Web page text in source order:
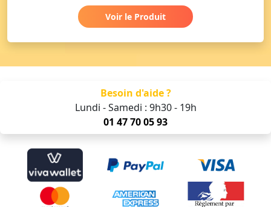
Voir le Produit
Besoin d'aide ?
Lundi - Samedi : 9h30 - 19h
01 47 70 05 93